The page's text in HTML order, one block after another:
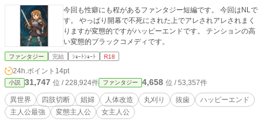
今回も性癖にも程があるファンタジー短編です。 今回はNLで
す。 やっぱり開幕で不死にされた上でアレされアレされまく
りますが変態的ですがハッピーエンドです。 テンションの高
い変態的ブラックコメディです。
ファンタジー 完結 ｼｮｰﾄｼｮｰﾄ R18
24h.ポイント 14pt
小説 31,747 位 / 228,924件 ファンタジー 4,658 位 / 53,357件
異世界 四肢切断 娼婦 人体改造 丸刈り 抜歯
ハッピーエンド
主人公最強
変態主人公 女主人公